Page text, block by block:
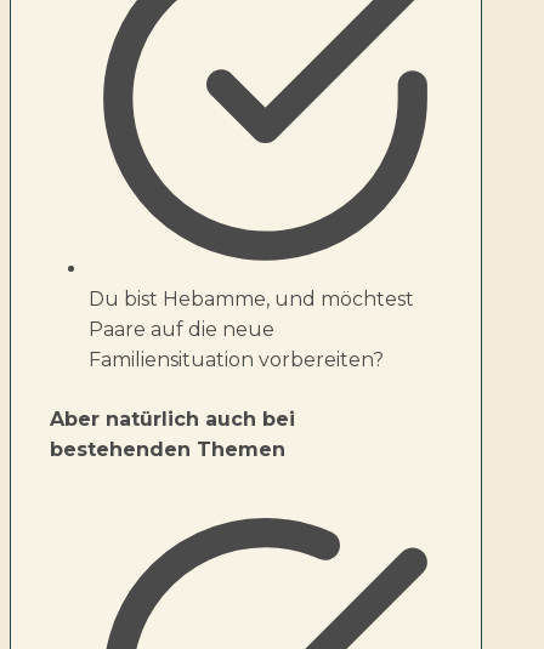
Du bist Hebamme, und möchtest
Paare auf die neue
Familiensituation vorbereiten?
Aber natürlich auch bei
bestehenden Themen